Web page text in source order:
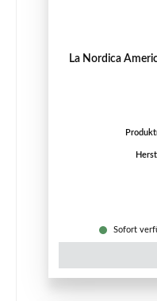
La Nordica
Sofort